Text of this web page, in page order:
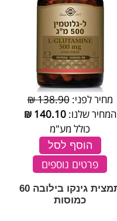
מחיר לפני:138.90 ₪
המחיר שלנו:140.10
₪
כולל מע"מ
הוסף לסל
פרטים נוספים
תמצית גינקו בילובה 60
כמוסות